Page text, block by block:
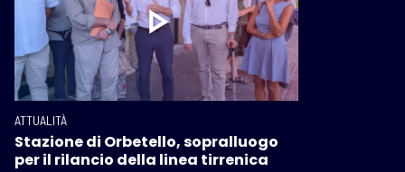
ATTUALITÀ
Stazione di Orbetello, sopralluogo
per il rilancio della linea tirrenica